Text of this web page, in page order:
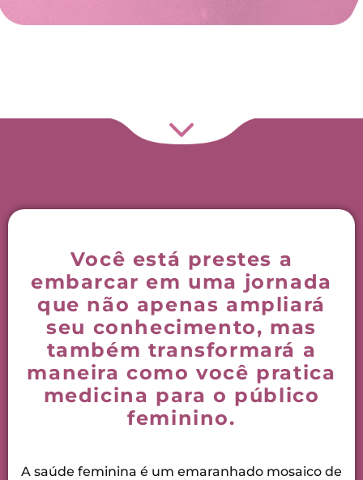
Você está prestes a
embarcar em uma jornada
que não apenas ampliará
seu conhecimento, mas
também transformará a
maneira como você pratica
medicina para o público
feminino.
A saúde feminina é um emaranhado mosaico de